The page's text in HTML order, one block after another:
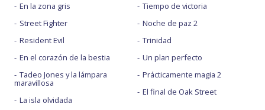
En la zona gris
Street Fighter
Resident Evil
En el corazón de la bestia
Tadeo Jones y la lámpara
maravillosa
La isla olvidada
Tiempo de victoria
Noche de paz 2
Trinidad
Un plan perfecto
Prácticamente magia 2
El final de Oak Street